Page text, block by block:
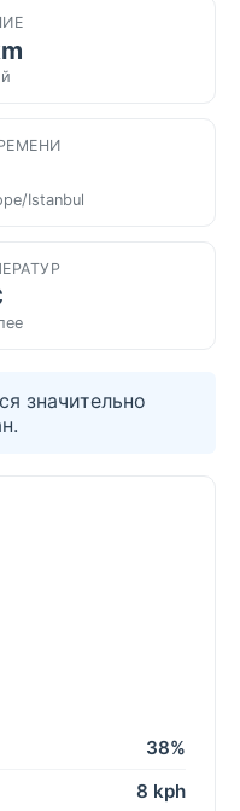
Istanbul
значительно
38%
8 kph